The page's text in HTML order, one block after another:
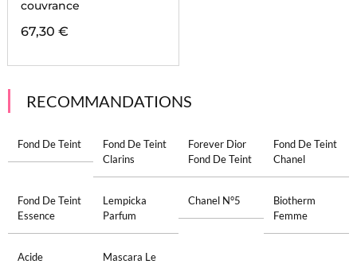
couvrance
67,30 €
RECOMMANDATIONS
Fond De Teint
Fond De Teint
Clarins
Forever Dior
Fond De Teint
Fond De Teint
Chanel
Fond De Teint
Essence
Lempicka
Parfum
Chanel N°5
Biotherm
Femme
Acide
Mascara Le